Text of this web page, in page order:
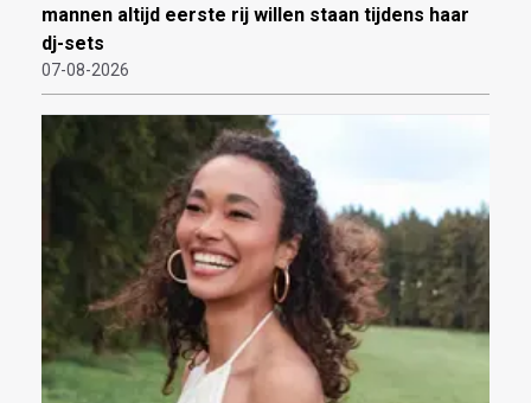
mannen altijd eerste rij willen staan tijdens haar
dj-sets
07-08-2026